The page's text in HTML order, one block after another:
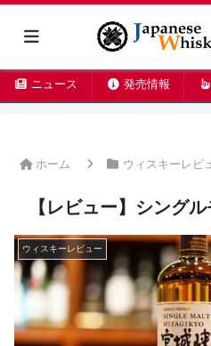
ニュース 発売情報
ホーム ウィスキーレビ
【レビュー】シング
ウィスキーレビュー